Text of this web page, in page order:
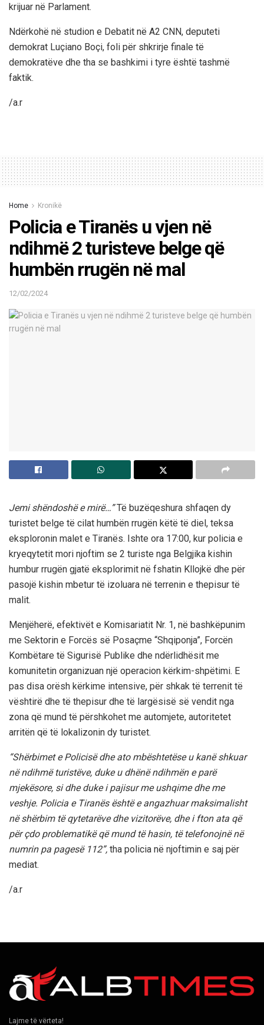
krijuar në Parlament.
Ndërkohë në studion e Debatit në A2 CNN, deputeti
demokrat Luçiano Boçi, foli për shkrirje finale të
demokratëve dhe tha se bashkimi i tyre është tashmë
faktik.
/a.r
Home Kronikë
Policia e Tiranës u vjen në
ndihmë 2 turisteve belge që
humbën rrugën në mal
12/02/2024
Jemi shëndoshë e mirë…”Të buzëqeshura shfaqen dy
turistet belge të cilat humbën rrugën këtë të diel, teksa
eksploronin malet e Tiranës. Ishte ora 17:00, kur policia e
kryeqytetit mori njoftim se 2 turiste nga Belgjika kishin
humbur rrugën gjatë eksplorimit në fshatin Kllojkë dhe për
pasojë kishin mbetur të izoluara në terrenin e thepisur të
malit.
Menjëherë, efektivët e Komisariatit Nr. 1, në bashkëpunim
me Sektorin e Forcës së Posaçme “Shqiponja”, Forcën
Kombëtare të Sigurisë Publike dhe ndërlidhësit me
komunitetin organizuan një operacion kërkim-shpëtimi. E
pas disa orësh kërkime intensive, për shkak të terrenit të
vështirë dhe të thepisur dhe të largësisë së vendit nga
zona që mund të përshkohet me automjete, autoritetet
arritën që të lokalizonin dy turistet.
“Shërbimet e Policisë dhe ato mbështetëse u kanë shkuar
në ndihmë turistëve, duke u dhënë ndihmën e parë
mjekësore, si dhe duke i pajisur me ushqime dhe me
veshje. Policia e Tiranës është e angazhuar maksimalisht
në shërbim të qytetarëve dhe vizitorëve, dhe i fton ata që
për çdo problematikë që mund të hasin, të telefonojnë në
numrin pa pagesë 112”, tha policia në njoftimin e saj për
mediat.
/a.r
Lajme të vërteta!